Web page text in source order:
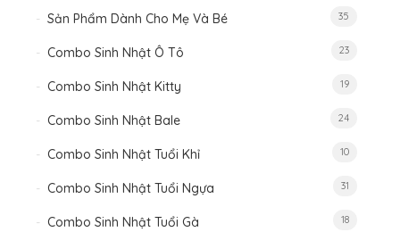
Sản Phẩm Dành Cho Mẹ Và Bé 35
Combo Sinh Nhật Ô Tô 23
Combo Sinh Nhật Kitty 19
Combo Sinh Nhật Bale 24
Combo Sinh Nhật Tuổi Khỉ 10
Combo Sinh Nhật Tuổi Ngựa 31
Combo Sinh Nhật Tuổi Gà 18